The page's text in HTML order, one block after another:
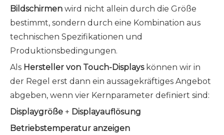
Bildschirmen wird nicht allein durch die Größe
bestimmt, sondern durch eine Kombination aus
technischen Spezifikationen und
Produktionsbedingungen.
Als Hersteller von Touch-Displays können wir in
der Regel erst dann ein aussagekräftiges Angebot
abgeben, wenn vier Kernparameter definiert sind:
Displaygröße + Displayauflösung
Betriebstemperatur anzeigen